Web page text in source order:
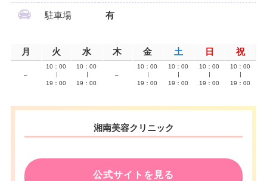
駐車場 有
月 火 水 木 金 土 日 祝
–
10：00
19：00
10：00
19：00
–
10：00
19：00
10：00
19：00
10：00
19：00
10：00
19：00
湘南美容クリニック
公式サイトを見る